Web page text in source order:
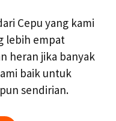
Cepu yang kami
lebih empat
heran jika banyak
baik untuk
sendirian.